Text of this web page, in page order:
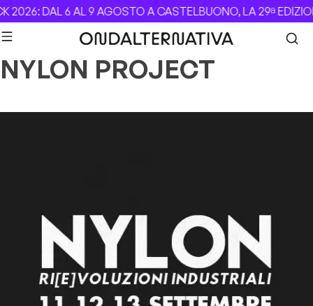
Skip to content
2026: DAL 6 AL 9 AGOSTO A CASTELBUONO, LA 29ª
NYLON PROJECT